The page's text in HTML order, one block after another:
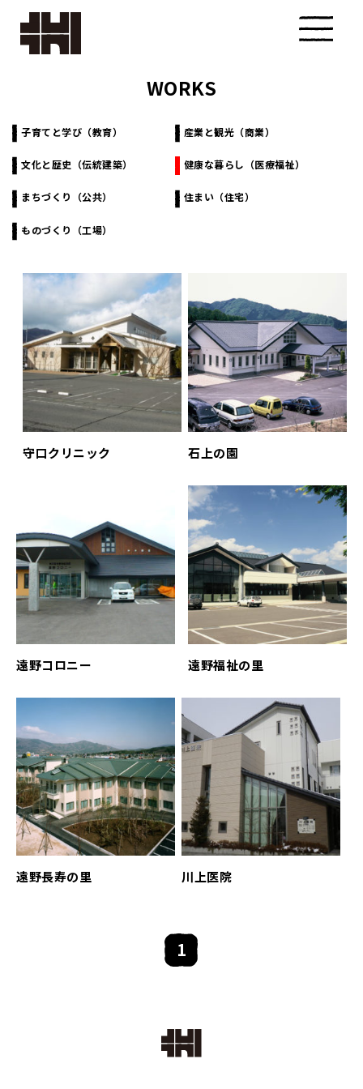
社カク
タ設計
WORKS
子育てと学び（教育） 産業と観光（商業）
文化と歴史（伝統建築） 健康な暮らし（医療福祉）
まちづくり（公共） 住まい（住宅）
ものづくり（工場）
守口クリニック 石上の園
遠野コロニー 遠野福祉の里
遠野長寿の里 川上医院
1